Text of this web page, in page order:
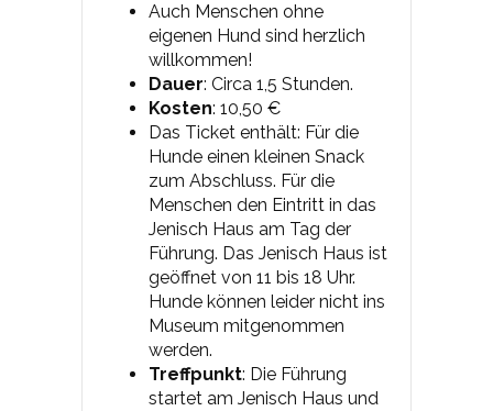
Auch Menschen ohne
eigenen Hund sind herzlich
willkommen!
Dauer: Circa 1,5 Stunden.
Kosten: 10,50 €
Das Ticket enthält: Für die
Hunde einen kleinen Snack
zum Abschluss. Für die
Menschen den Eintritt in das
Jenisch Haus am Tag der
Führung. Das Jenisch Haus ist
geöffnet von 11 bis 18 Uhr.
Hunde können leider nicht ins
Museum mitgenommen
werden.
Treffpunkt: Die Führung
startet am Jenisch Haus und